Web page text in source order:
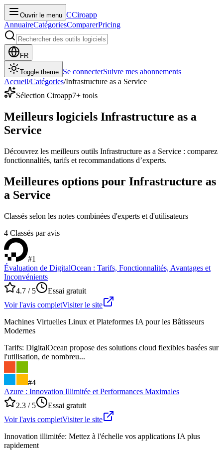
Ouvrir le menu CCiroapp
AnnuaireCatégoriesComparerPricing
FR
Toggle theme Se connecterSuivre mes abonnements
Accueil/Catégories/Infrastructure as a Service
Sélection Ciroapp7+ tools
Meilleurs logiciels Infrastructure as a
Service
Découvrez les meilleurs outils Infrastructure as a Service : comparez
fonctionnalités, tarifs et recommandations d’experts.
Meilleures options pour Infrastructure as
a Service
Classés selon les notes combinées d'experts et d'utilisateurs
4 Classés par avis
#1
Évaluation de DigitalOcean : Tarifs, Fonctionnalités, Avantages et
Inconvénients
4.7 / 5
Essai gratuit
Voir l'avis completVisiter le site
Machines Virtuelles Linux et Plateformes IA pour les Bâtisseurs
Modernes
Tarifs: DigitalOcean propose des solutions cloud flexibles basées sur
l'utilisation, de nombreu...
#4
Azure : Innovation Illimitée et Performances Maximales
2.3 / 5
Essai gratuit
Voir l'avis completVisiter le site
Innovation illimitée: Mettez à l'échelle vos applications IA plus
rapidement